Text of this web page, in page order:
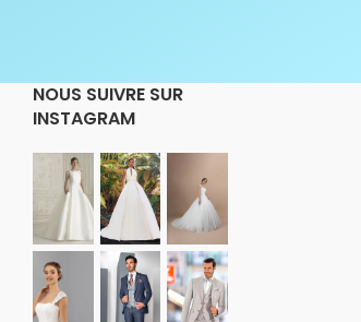
NOUS SUIVRE SUR
INSTAGRAM